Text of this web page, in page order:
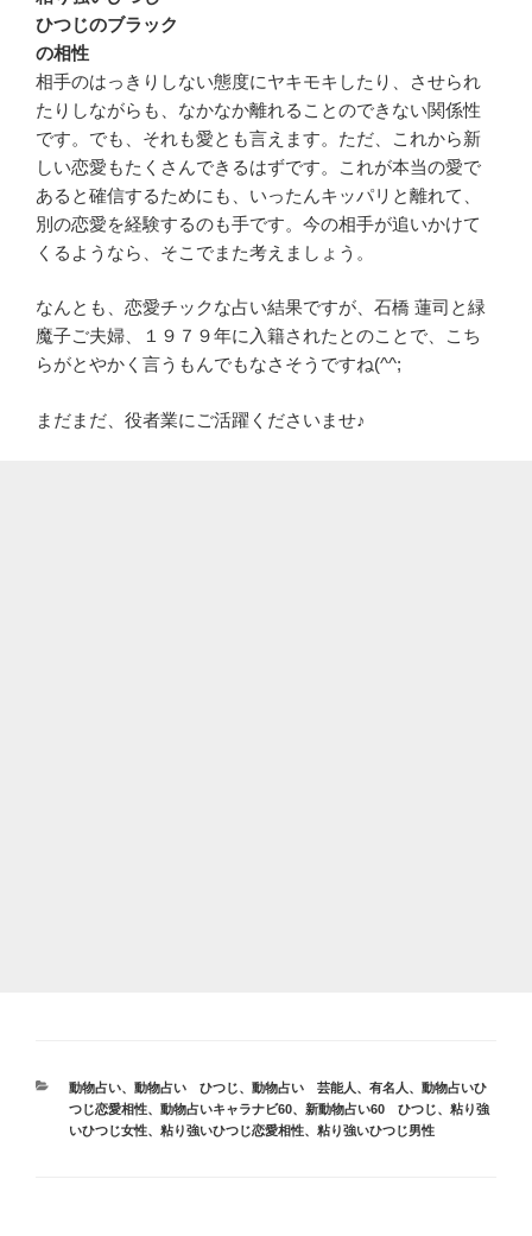
ひつじのブラック
の相性
相手のはっきりしない態度にヤキモキしたり、させられ
たりしながらも、なかなか離れることのできない関係性
です。でも、それも愛とも言えます。ただ、これから新
しい恋愛もたくさんできるはずです。これが本当の愛で
あると確信するためにも、いったんキッパリと離れて、
別の恋愛を経験するのも手です。今の相手が追いかけて
くるようなら、そこでまた考えましょう。
なんとも、恋愛チックな占い結果ですが、石橋 蓮司と緑
魔子ご夫婦、１９７９年に入籍されたとのことで、こち
らがとやかく言うもんでもなさそうですね(^^;
まだまだ、役者業にご活躍くださいませ♪
カ
テ
ゴ
動物占い、 動物占い ひつじ、 動物占い 芸能人、有名人 、 動物占いひ
つじ恋愛相性、 動物占いキャラナビ60、 新動物占い60 ひつじ、 粘り強
いひつじ女性、 粘り強いひつじ恋愛相性、 粘り強いひつじ男性